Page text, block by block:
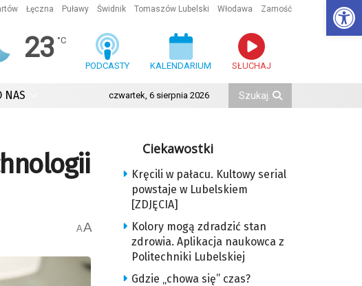
Łęczna Puławy Świdnik Tomaszów Lubelski Włodawa Zamość
23 °C
PODCASTY KALENDARIUM SŁUCHAJ
NAS czwartek, 6 sierpnia 2026
AA
Ciekawostki
Kręcili w pałacu. Kultowy serial
powstaje w Lubelskiem
[ZDJĘCIA]
Kolory mogą zdradzić stan
zdrowia. Aplikacja naukowca z
Politechniki Lubelskiej
Gdzie „chowa się” czas?